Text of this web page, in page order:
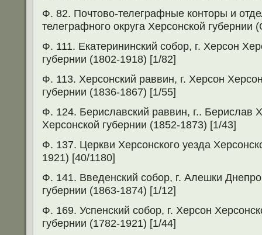
Ф. 82. Почтово-телеграфные конторы и
телеграфного округа Херсонской
Ф. 111. Екатерининский собор, г. Херсон
губернии (1802-1918) [1/82]
Ф. 113. Херсонский раввин, г. Херсон
губернии (1836-1867) [1/55]
Ф. 124. Бериславский раввин, г.. Берислав
Херсонской губернии (1852-1873) [1/43]
Ф. 137. Церкви Херсонского уезда
1921) [40/1180]
Ф. 141. Введенский собор, г. Алешки
губернии (1863-1874) [1/12]
Ф. 169. Успенский собор, г. Херсон
губернии (1782-1921) [1/44]